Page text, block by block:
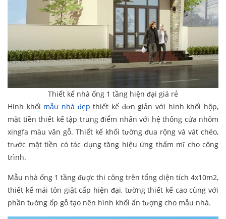
Thiết kế nhà ống 1 tầng hiện đại giá rẻ
Hình khối mẫu nhà đẹp thiết kế đơn giản với hình khối hộp,
mặt tiền thiết kế tập trung điểm nhấn với hệ thống cửa nhôm
xingfa màu vân gỗ. Thiết kế khối tường đua rộng và vát chéo,
trước mặt tiền có tác dụng tăng hiệu ứng thẩm mĩ cho công
trình.
Mẫu nhà ống 1 tầng được thi công trên tổng diện tích 4x10m2,
thiết kế mái tôn giật cấp hiện đại, tường thiết kế cao cùng với
phần tường ốp gỗ tạo nên hình khối ấn tượng cho mẫu nhà.